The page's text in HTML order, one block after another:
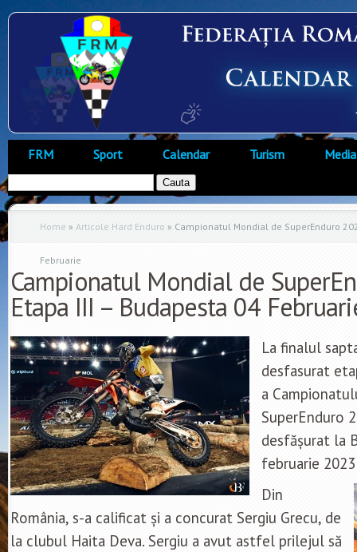
FRM Sport Calendar Turism Media
Home » Articole Hard Enduro » Campionatul Mondial de SuperEnduro
Februarie
Campionatul Mondial de
Etapa III – Budapesta 04
La finalul
desfasurat
a
SuperEnduro
desfășurat la
februarie
Din
România, s-a calificat și a concurat Sergiu Grecu, de
la clubul Haita Deva. Sergiu a avut astfel prilejul să